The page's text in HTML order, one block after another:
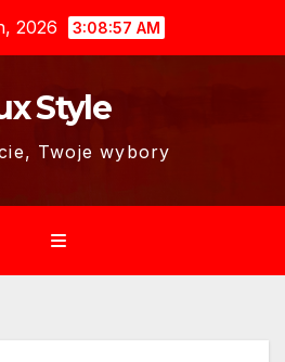
2026 3:08:58 AM
Style
Twoje wybory